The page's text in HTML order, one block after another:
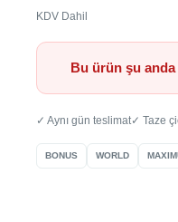
KDV Dahil
Bu ürün şu
✓ Aynı gün teslimat✓ Taze
BONUS WORLD